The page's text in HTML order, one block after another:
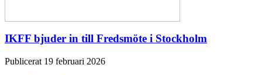
IKFF bjuder in till Fredsmöte i Stockholm
Publicerat 19 februari 2026